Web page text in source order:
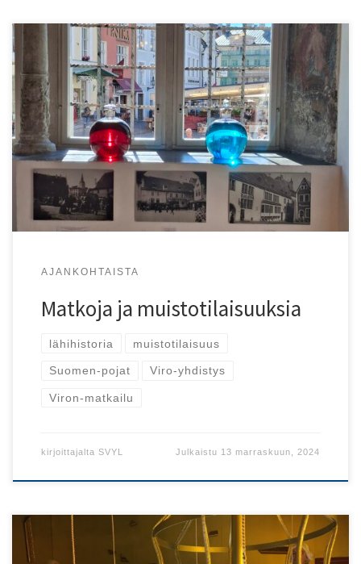
Kuluva vuosi on ollut vilkas Viro-yhdistyksissä!
AJANKOHTAISTA
Matkoja ja muistotilaisuuksia
lähihistoria muistotilaisuus
Suomen-pojat Viro-yhdistys
Viron-matkailu
kirjoittajalta SVYL Julkaistu 13 marraskuun, 2024